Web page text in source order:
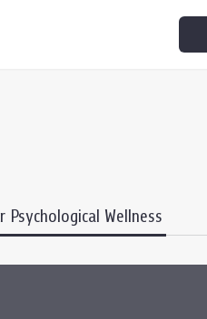
Psychological Wellness